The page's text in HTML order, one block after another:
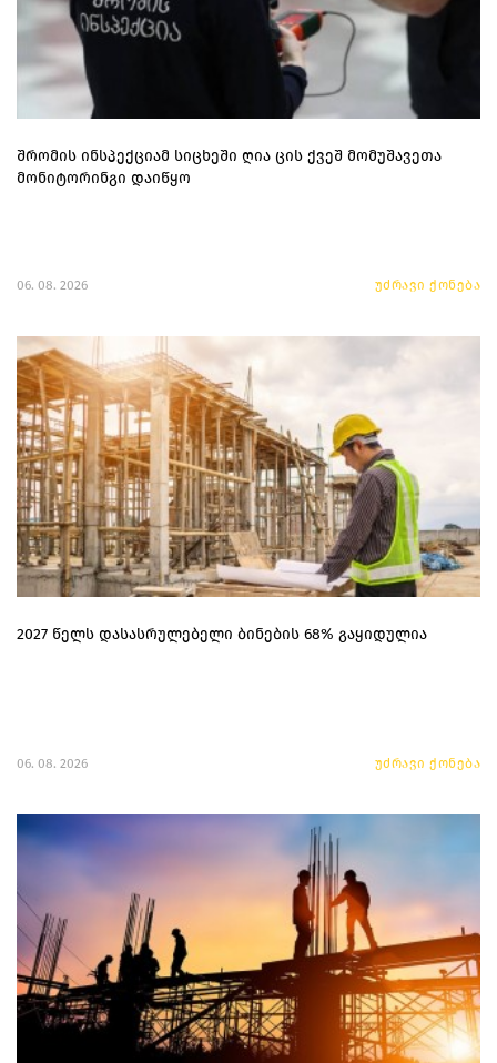
შრომის ინსპექციამ სიცხეში ღია ცის ქვეშ მომუშავეთა
მონიტორინგი დაიწყო
06. 08. 2026 უძრავი ქონება
2027 წელს დასასრულებელი ბინების 68% გაყიდულია
06. 08. 2026 უძრავი ქონება